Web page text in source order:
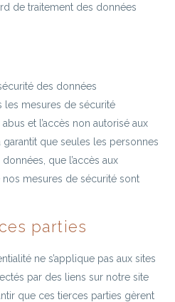
de traitement des données
des données
les mesures de sécurité
et l’accès non autorisé aux
que seules les personnes
que l’accès aux
mesures de sécurité sont
parties
ne s’applique pas aux sites
par des liens sur notre site
que ces tierces parties gèrent